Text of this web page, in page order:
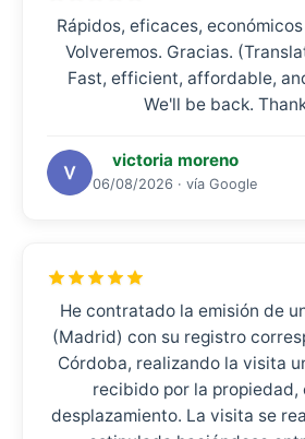
Rápidos, eficaces,
Volveremos. Gracias.
Fast, efficient, affordable,
We'll be back.
victoria moreno
06/08/2026 · vía Google
He contratado la emisión de
(Madrid) con su registro
Córdoba, realizando la visita
recibido por la propiedad,
desplazamiento. La visita se